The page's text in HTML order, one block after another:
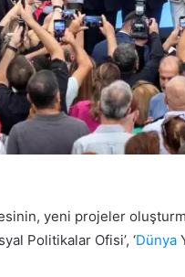
yeni projeler
Politikalar Ofisi’, ‘Dünya